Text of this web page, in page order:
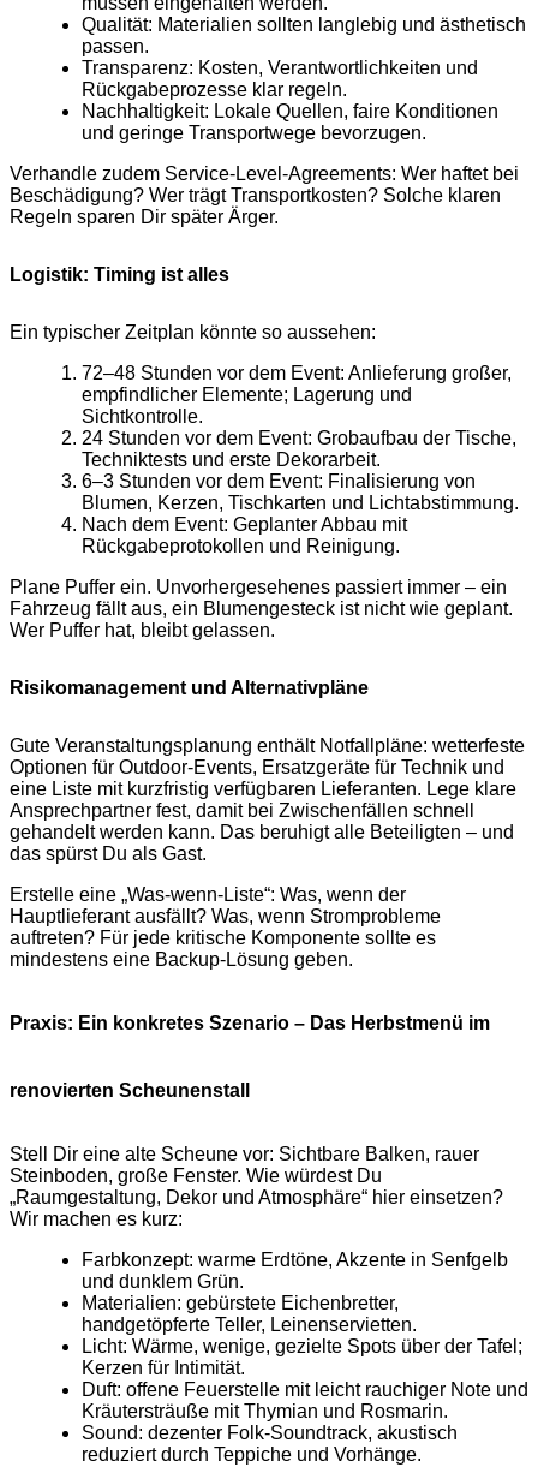
Qualität: Materialien sollten langlebig und ästhetisch
passen.
Transparenz: Kosten, Verantwortlichkeiten und
Rückgabeprozesse klar regeln.
Nachhaltigkeit: Lokale Quellen, faire Konditionen
und geringe Transportwege bevorzugen.
Verhandle zudem Service-Level-Agreements: Wer haftet bei
Beschädigung? Wer trägt Transportkosten? Solche klaren
Regeln sparen Dir später Ärger.
Logistik: Timing ist alles
Ein typischer Zeitplan könnte so aussehen:
72–48 Stunden vor dem Event: Anlieferung großer,
empfindlicher Elemente; Lagerung und
Sichtkontrolle.
24 Stunden vor dem Event: Grobaufbau der Tische,
Techniktests und erste Dekorarbeit.
6–3 Stunden vor dem Event: Finalisierung von
Blumen, Kerzen, Tischkarten und Lichtabstimmung.
Nach dem Event: Geplanter Abbau mit
Rückgabeprotokollen und Reinigung.
Plane Puffer ein. Unvorhergesehenes passiert immer – ein
Fahrzeug fällt aus, ein Blumengesteck ist nicht wie geplant.
Wer Puffer hat, bleibt gelassen.
Risikomanagement und Alternativpläne
Gute Veranstaltungsplanung enthält Notfallpläne: wetterfeste
Optionen für Outdoor‑Events, Ersatzgeräte für Technik und
eine Liste mit kurzfristig verfügbaren Lieferanten. Lege klare
Ansprechpartner fest, damit bei Zwischenfällen schnell
gehandelt werden kann. Das beruhigt alle Beteiligten – und
das spürst Du als Gast.
Erstelle eine „Was‑wenn‑Liste“: Was, wenn der
Hauptlieferant ausfällt? Was, wenn Stromprobleme
auftreten? Für jede kritische Komponente sollte es
mindestens eine Backup‑Lösung geben.
Praxis: Ein konkretes Szenario – Das Herbstmenü im
renovierten Scheunenstall
Stell Dir eine alte Scheune vor: Sichtbare Balken, rauer
Steinboden, große Fenster. Wie würdest Du
„Raumgestaltung, Dekor und Atmosphäre“ hier einsetzen?
Wir machen es kurz:
Farbkonzept: warme Erdtöne, Akzente in Senfgelb
und dunklem Grün.
Materialien: gebürstete Eichenbretter,
handgetöpferte Teller, Leinenservietten.
Licht: Wärme, wenige, gezielte Spots über der Tafel;
Kerzen für Intimität.
Duft: offene Feuerstelle mit leicht rauchiger Note und
Kräutersträuße mit Thymian und Rosmarin.
Sound: dezenter Folk‑Soundtrack, akustisch
reduziert durch Teppiche und Vorhänge.